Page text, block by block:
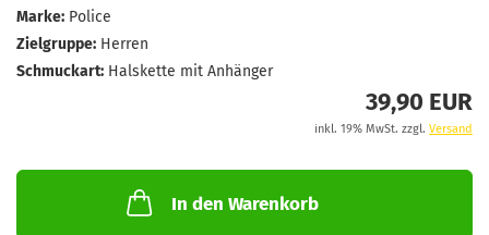
Marke: Police
Zielgruppe: Herren
Schmuckart: Halskette mit Anhänger
39,90 EUR
inkl. 19% MwSt. zzgl. Versand
In den Warenkorb